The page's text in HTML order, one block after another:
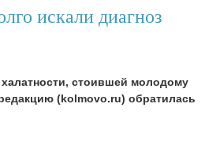
искали диагноз
стоившей молодому
(kolmovo.ru) обратилась